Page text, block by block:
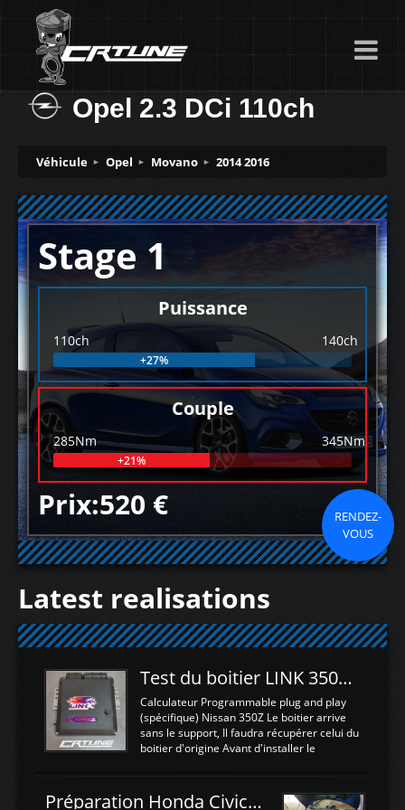
Opel 2.3 DCi 110ch
Véhicule Opel Movano 2014 2016
Stage 1
Puissance
110ch 140ch
+27%
Couple
285Nm 345Nm
+21%
Prix:520 €
RENDEZ-
VOUS
Latest realisations
Test du boitier LINK 350Z Plugin ECU
Calculateur Programmable plug and play
(spécifique) Nissan 350Z Le boitier arrive
sans le support, Il faudra récupérer celui du
boitier d'origine Avant d'installer le
d'envoyer l'information de la large bande
Préparation Honda Civic Type R FK2